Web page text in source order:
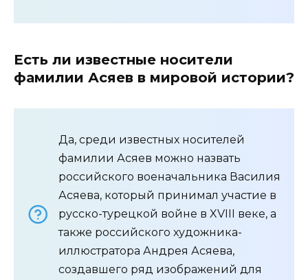
Есть ли известные носители
фамилии Асяев в мировой истории?
Да, среди известных носителей
фамилии Асяев можно назвать
российского военачальника Василия
Асяева, который принимал участие в
русско-турецкой войне в XVIII веке, а
также российского художника-
иллюстратора Андрея Асяева,
создавшего ряд изображений для